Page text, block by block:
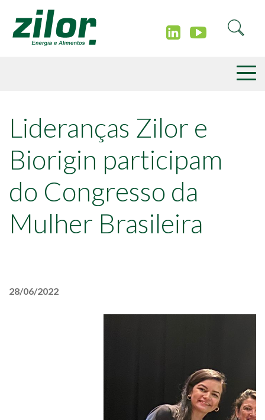
Lideranças Zilor e
Biorigin participam
do Congresso da
Mulher Brasileira
28/06/2022